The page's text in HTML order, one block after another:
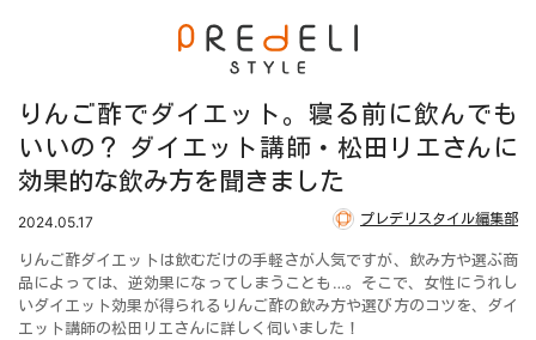
りんご酢でダイエット。寝る前に飲んでも
いいの？ ダイエット講師・松田リエさんに
効果的な飲み方を聞きました
2024.05.17 プレデリスタイル編集部
りんご酢ダイエットは飲むだけの手軽さが人気ですが、飲み方や選ぶ商
品によっては、逆効果になってしまうことも…。そこで、女性にうれし
いダイエット効果が得られるりんご酢の飲み方や選び方のコツを、ダイ
エット講師の松田リエさんに詳しく伺いました！